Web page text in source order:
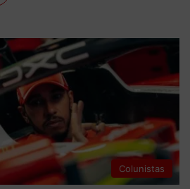
Colunistas